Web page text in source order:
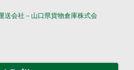
送会社－山口県貨物倉庫株式会